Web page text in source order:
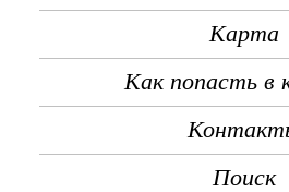
Карта
Как попасть в
Поиск